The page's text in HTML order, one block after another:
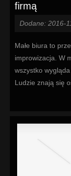
firmą
Dodane: 2016-
Małe biura to
improwizacja. W
wszystko
Ludzie znają się